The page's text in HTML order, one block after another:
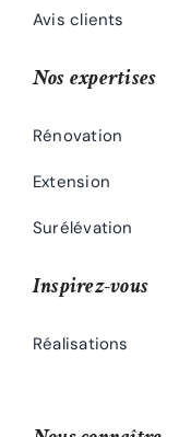
Avis clients
Nos expertises
Rénovation
Extension
Surélévation
Inspirez-vous
Réalisations